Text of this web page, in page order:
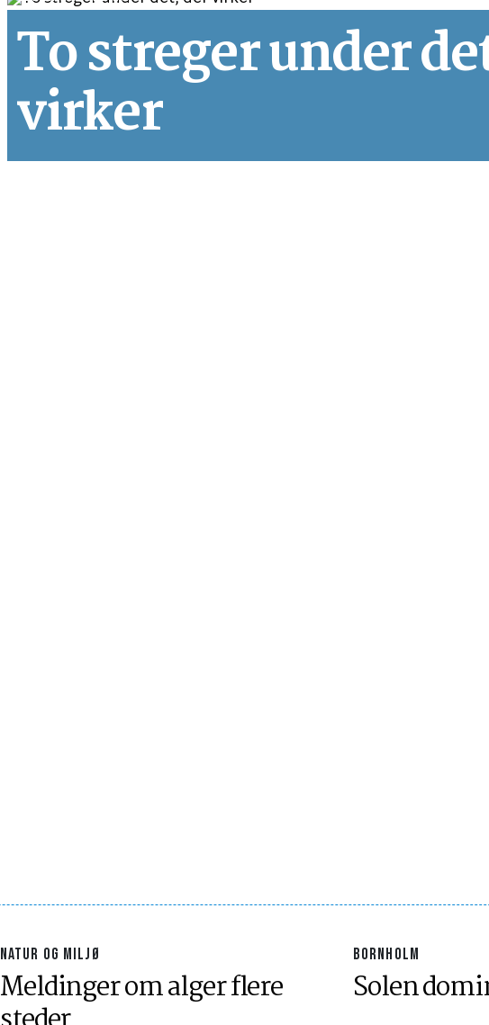
To streger under
virker
NATUR OG MILJØ
Meldinger om alger flere
BORNHOLM
Solen